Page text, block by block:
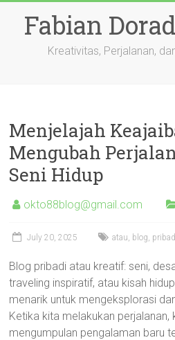
contentFabian
Kreativitas, Perjalanan,
Menjelajah
Mengubah
Seni Hidup
okto88blog@gmail.com
July 20, 2025 atau, blog,
Blog pribadi atau kreatif: seni,
traveling inspiratif, atau kisah
menarik untuk mengeksplorasi
Ketika kita melakukan perjalanan,
mengumpulan pengalaman baru